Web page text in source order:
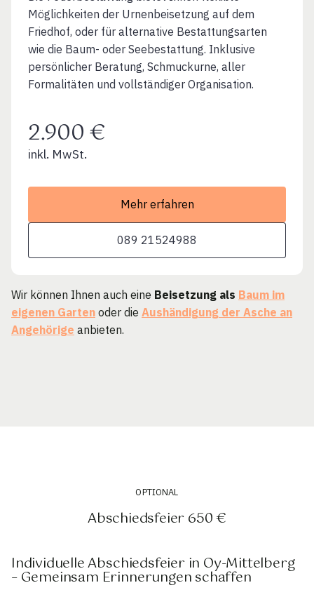
Möglichkeiten der Urnenbeisetzung auf dem
Friedhof, oder für alternative Bestattungsarten
wie die Baum- oder Seebestattung. Inklusive
persönlicher Beratung, Schmuckurne, aller
Formalitäten und vollständiger Organisation.
2.900 €
inkl. MwSt.
Mehr erfahren
089 21524988
Wir können Ihnen auch eine Beisetzung als Baum im
eigenen Garten oder die Aushändigung der Asche an
Angehörige anbieten.
OPTIONAL
Abschiedsfeier 650 €
Individuelle Abschiedsfeier in Oy-Mittelberg
– Gemeinsam Erinnerungen schaffen